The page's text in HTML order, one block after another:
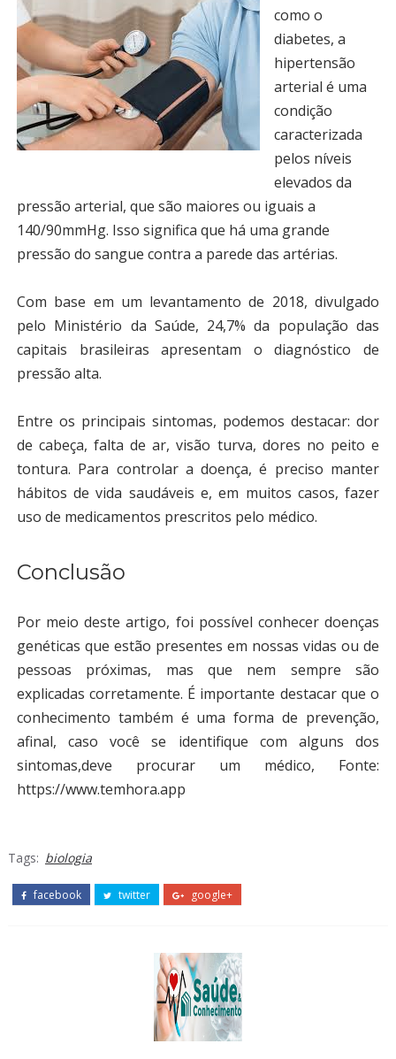
como o
diabetes, a
hipertensão
arterial é uma
condição
caracterizada
pelos níveis
elevados da
pressão arterial, que são maiores ou iguais a
140/90mmHg. Isso significa que há uma grande
pressão do sangue contra a parede das artérias.
Com base em um levantamento de 2018, divulgado
pelo Ministério da Saúde, 24,7% da população das
capitais brasileiras apresentam o diagnóstico de
pressão alta.
Entre os principais sintomas, podemos destacar:dor
de cabeça, falta de ar, visão turva, dores no peito e
tontura. Para controlar a doença, é preciso manter
hábitos de vida saudáveis e, em muitos casos, fazer
uso de medicamentos prescritos pelo médico.
Conclusão
Por meio deste artigo, foi possível conhecer doenças
genéticas que estão presentes em nossas vidas ou de
pessoas próximas, mas que nem sempre são
explicadas corretamente. É importante destacar que o
conhecimento também é uma forma de prevenção,
afinal,
caso você se identifique com alguns dos
sintomas,deve procurar um médico, Fonte:
https://www.temhora.app
Tags: biologia
facebook twitter google+